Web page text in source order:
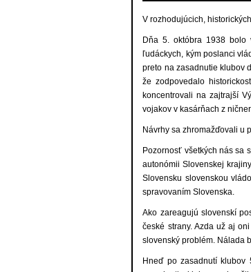
V rozhodujúcich,
Dňa 5. októbra 1938 bolo
ľudáckych, kým poslanci
preto na zasadnutie klubov
že zodpovedalo
koncentrovali na zajtrajší
vojakov v kasárňach z
Návrhy sa zhromažďovali u
Pozornosť všetkých nás sa
autonómii Slovenskej
Slovensku slovenskou
spravovaním Slovenska.
Ako zareagujú slovenskí
české strany. Azda už aj
slovenský problém. Nálada
Hneď po zasadnutí klubov